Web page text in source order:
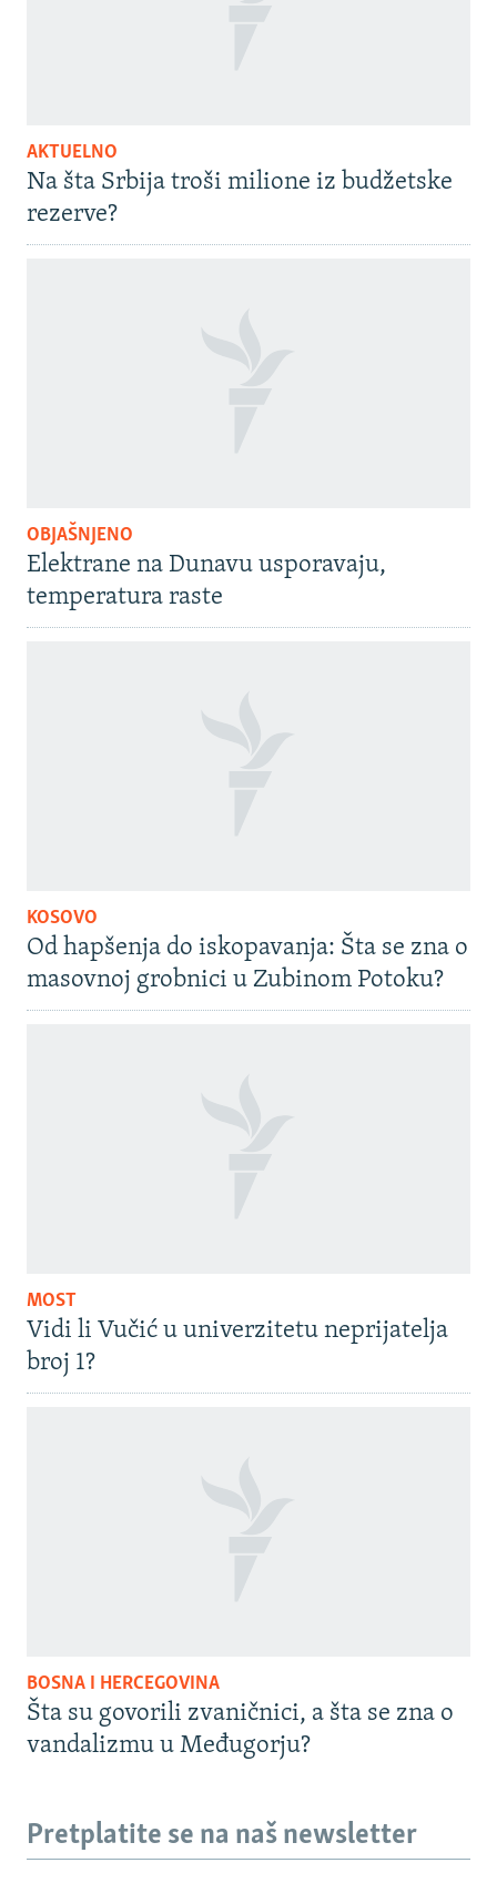
AKTUELNO
Na šta Srbija troši milione iz budžetske
rezerve?
OBJAŠNJENO
Elektrane na Dunavu usporavaju,
temperatura raste
KOSOVO
Od hapšenja do iskopavanja: Šta se zna o
masovnoj grobnici u Zubinom Potoku?
MOST
Vidi li Vučić u univerzitetu neprijatelja
broj 1?
BOSNA I HERCEGOVINA
Šta su govorili zvaničnici, a šta se zna o
vandalizmu u Međugorju?
Pretplatite se na naš newsletter